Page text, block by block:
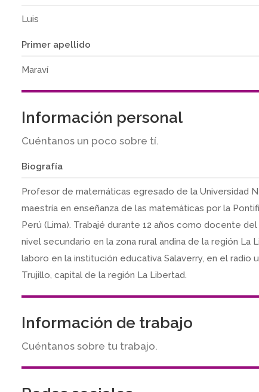
Luis
Primer apellido
Maraví
Información personal
Cuéntanos un poco sobre tí.
Biografía
Profesor de matemáticas egresado de la Universidad
maestría en enseñanza de las matemáticas por la
Perú (Lima). Trabajé durante 12 años como docente
nivel secundario en la zona rural andina de la región La
laboro en la institución educativa Salaverry, en el radio
Trujillo, capital de la región La Libertad.
Información de trabajo
Cuéntanos sobre tu trabajo.